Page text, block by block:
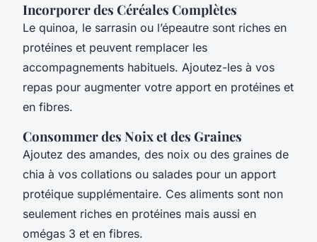
Incorporer des Céréales Complètes
Le quinoa, le sarrasin ou l’épeautre sont riches en
protéines et peuvent remplacer les
accompagnements habituels. Ajoutez-les à vos
repas pour augmenter votre apport en protéines et
en fibres.
Consommer des Noix et des Graines
Ajoutez des amandes, des noix ou des graines de
chia à vos collations ou salades pour un apport
protéique supplémentaire. Ces aliments sont non
seulement riches en protéines mais aussi en
omégas 3 et en fibres.